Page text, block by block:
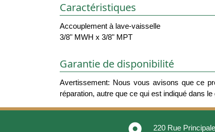
Caractéristiques
Accouplement à lave-vaisselle
3/8" MWH x 3/8" MPT
Garantie de disponibilité
Avertissement: Nous vous avisons que ce
réparation, autre que ce qui est indiqué dans le
220 Rue